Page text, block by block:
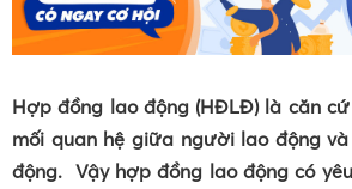
Hợp đồng lao động (HĐLĐ) là căn
mối quan hệ giữa người lao động
động. Vậy hợp đồng lao động có